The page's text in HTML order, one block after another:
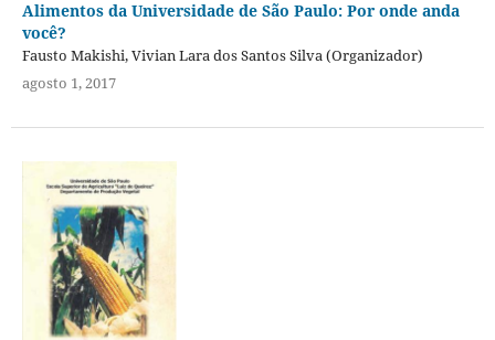
Alimentos da Universidade de São Paulo: Por onde anda
você?
Fausto Makishi, Vivian Lara dos Santos Silva (Organizador)
agosto 1, 2017